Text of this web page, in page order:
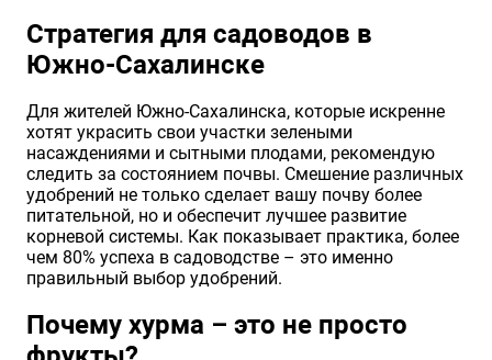
Стратегия для садоводов в
Южно-Сахалинске
Для жителей Южно-Сахалинска, которые искренне
хотят украсить свои участки зелеными
насаждениями и сытными плодами, рекомендую
следить за состоянием почвы. Смешение различных
удобрений не только сделает вашу почву более
питательной, но и обеспечит лучшее развитие
корневой системы. Как показывает практика, более
чем 80% успеха в садоводстве – это именно
правильный выбор удобрений.
Почему хурма – это не просто